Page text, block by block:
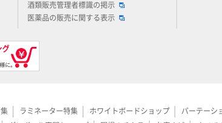
酒類販売管理者標識の掲示
医薬品の販売に関する表示
ラミネーター特集 ホワイトボードショップ パーテーシ